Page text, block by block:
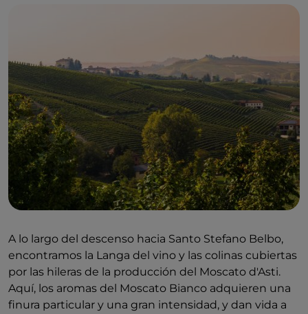
A lo largo del descenso hacia Santo Stefano Belbo,
encontramos la Langa del vino y las colinas cubiertas
por las hileras de la producción del Moscato d'Asti.
Aquí, los aromas del Moscato Bianco adquieren una
finura particular y una gran intensidad, y dan vida a